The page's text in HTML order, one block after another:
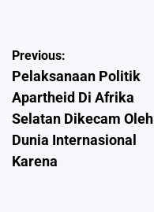
Post
navigation
Previous:
Pelaksanaan Politik
Apartheid Di Afrika
Selatan Dikecam Oleh
Dunia Internasional
Karena